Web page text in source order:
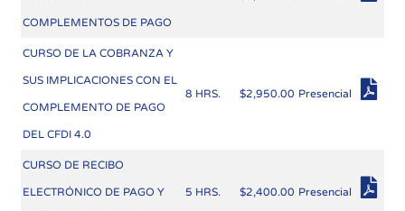
COMPLEMENTOS DE PAGO
CURSO DE LA COBRANZA Y
SUS IMPLICACIONES CON EL
COMPLEMENTO DE PAGO
DEL CFDI 4.0
8 HRS. $2,950.00 Presencial
CURSO DE RECIBO
ELECTRÓNICO DE PAGO Y 5 HRS. $2,400.00 Presencial